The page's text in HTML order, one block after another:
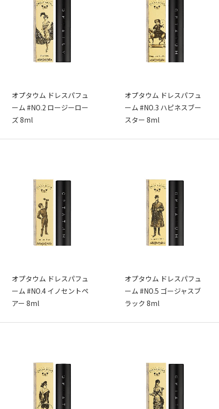
オプタウム ドレスパフュ
ーム #NO.2 ロージーロー
ズ 8ml
オプタウム ドレスパフュ
ーム #NO.3 ハピネスブー
スター 8ml
オプタウム ドレスパフュ
ーム #NO.4 イノセントペ
アー 8ml
オプタウム ドレスパフュ
ーム #NO.5 ゴージャスブ
ラック 8ml